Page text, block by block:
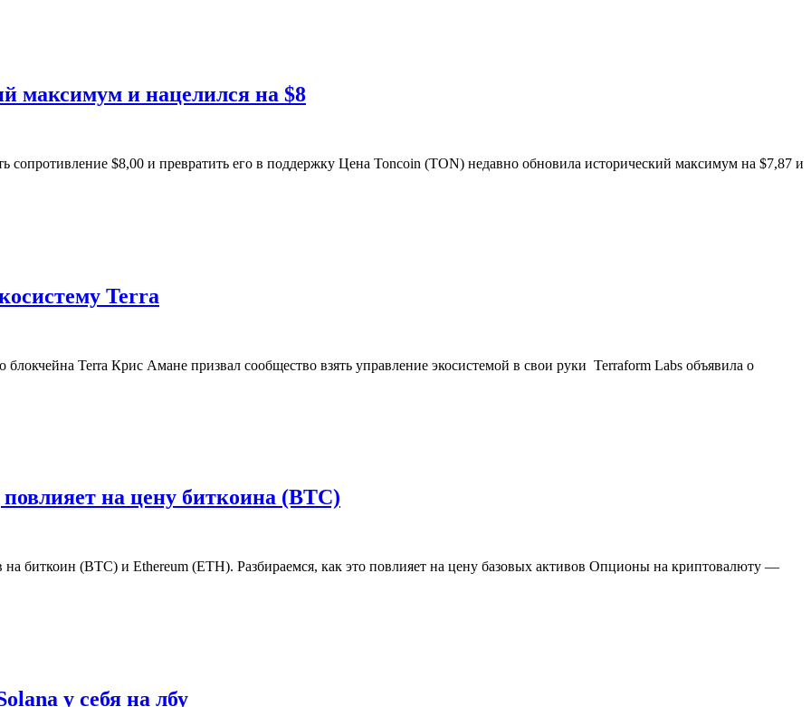
максимум и нацелился на $8
сопротивление $8,00 и превратить его в поддержку Цена Toncoin (TON) недавно обновила исторический максимум на $7,87 и
Terra
Terra Крис Амане призвал сообщество взять управление экосистемой в свои руки Terraform Labs объявила о
на цену биткоина (BTC)
на биткоин (BTC) и Ethereum (ETH). Разбираемся, как это повлияет на цену базовых активов Опционы на криптовалюту —
у себя на лбу